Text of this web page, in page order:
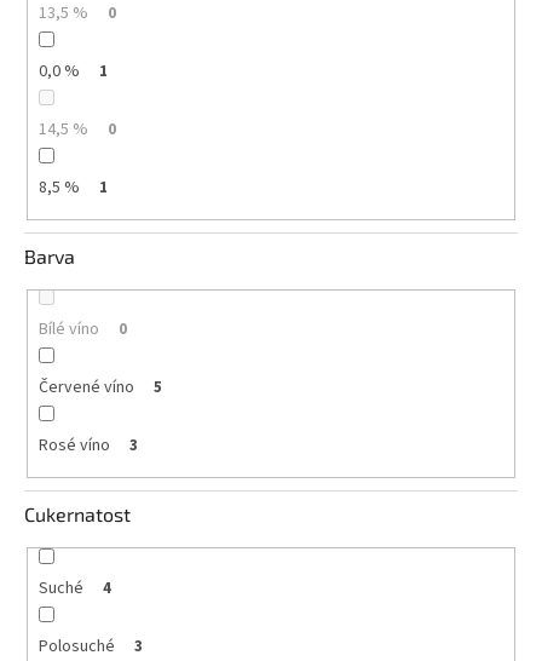
13,5 % 0
0,0 % 1
14,5 % 0
8,5 % 1
Barva
Bílé víno 0
Červené víno 5
Rosé víno 3
Cukernatost
Suché 4
Polosuché 3